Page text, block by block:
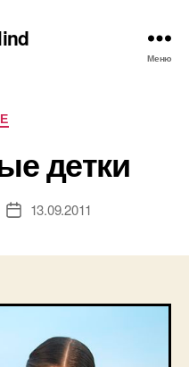
Меню
детки
Дата13.09.2011